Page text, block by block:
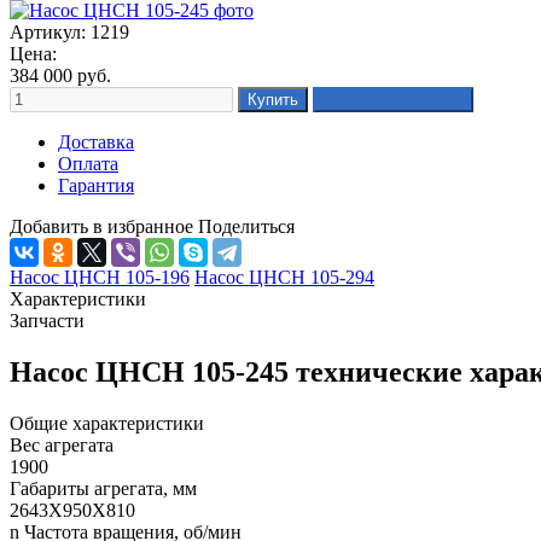
Артикул: 1219
Цена:
384 000 руб.
Доставка
Оплата
Гарантия
Добавить в избранное Поделиться
Насос ЦНСН 105-196 Насос ЦНСН 105-294
Характеристики
Запчасти
Насос ЦНСН 105-245 технические
Общие характеристики
Вес агрегата
1900
Габариты агрегата, мм
2643Х950Х810
n Частота вращения, об/мин